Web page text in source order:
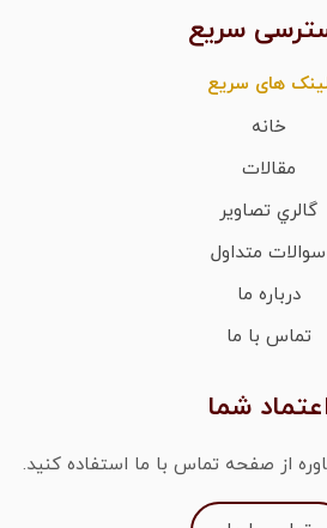
سریع
های سریع
خانه
مقالات
گالري تصاوير
سوالات متداول
درباره ما
تماس با ما
شما
از صفحه تماس با ما استفاده کنید.